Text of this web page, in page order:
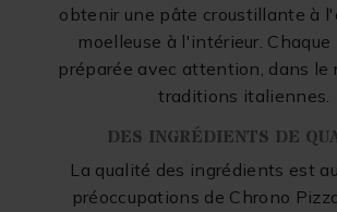
obtenir une pâte croustillante à
moelleuse à l'intérieur. Chaque
préparée avec attention, dans le
traditions italiennes.
DES INGRÉDIENTS DE
La qualité des ingrédients est
préoccupations de Chrono